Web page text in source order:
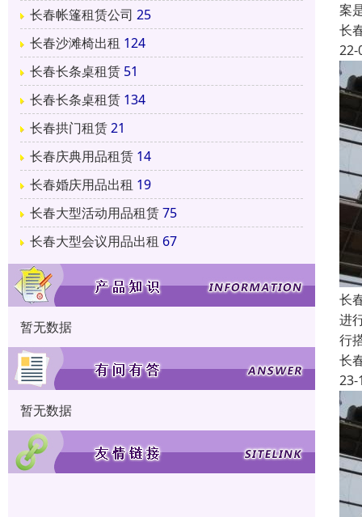
长春帐篷租赁公司 25
长春沙滩椅出租 124
长春长条桌租赁 51
长春长条桌租赁 134
长春拱门租赁21
长春庆典用品租赁 14
长春婚庆用品出租 19
长春大型活动用品租赁75
长春大型会议用品出租 67
暂无数据
暂无数据
案
长
22-
长
进
行
长
23-